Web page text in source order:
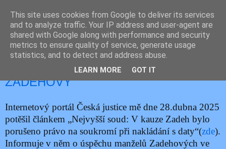
JEMELIK ZDENĚK
úterý 29. dubna 2025
SPRAVEDLNOST PRO MANŽELE
ZADEHOVY
Internetový portál Česká justice mě dne 28.dubna 2025
potěšil článkem „Nejvyšší soud: V kauze Zadeh bylo
porušeno právo na soukromí při nakládání s daty“(zde).
Informuje v něm o úspěchu manželů Zadehových ve
This site uses cookies from Google to deliver its services
and to analyze traffic. Your IP address and user-agent are
shared with Google along with performance and security
metrics to ensure quality of service, generate usage
statistics, and to detect and address abuse.
LEARN MORE GOT IT